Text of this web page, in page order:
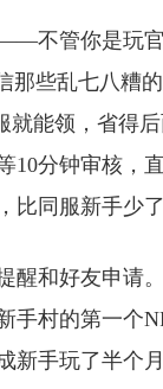
不管你是玩
那些乱七八糟
就能领，省得
10分钟审核，
比同服新手少
醒和好友申请
手村的第一个
手玩了半个